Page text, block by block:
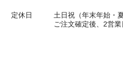
定休日
土日祝（年末年始・
ご注文確定後、2営業